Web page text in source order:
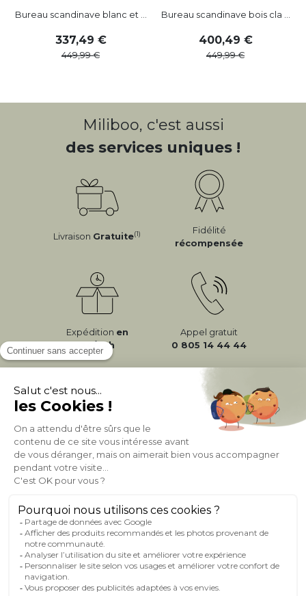
Bureau scandinave blanc et ...
337,49
449,99
Bureau scandinave bois cla ...
400,49
449,99
Miliboo, c'est aussi
des services uniques !
Livraison Gratuite(1)
Fidélité
récompensée
Expédition en
24/72h
Appel gratuit
0 805 14 44 44
À PROPOS DE MILIBOO
AIDE & CONTACT